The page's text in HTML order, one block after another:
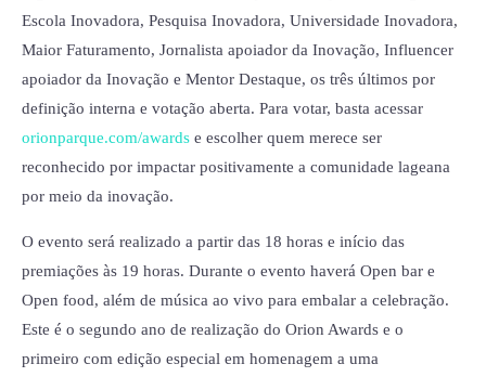
Escola Inovadora, Pesquisa Inovadora, Universidade Inovadora,
Maior Faturamento, Jornalista apoiador da Inovação, Influencer
apoiador da Inovação e Mentor Destaque, os três últimos por
definição interna e votação aberta. Para votar, basta acessar
orionparque.com/awards e escolher quem merece ser
reconhecido por impactar positivamente a comunidade lageana
por meio da inovação.
O evento será realizado a partir das 18 horas e início das
premiações às 19 horas. Durante o evento haverá Open bar e
Open food, além de música ao vivo para embalar a celebração.
Este é o segundo ano de realização do Orion Awards e o
primeiro com edição especial em homenagem a uma